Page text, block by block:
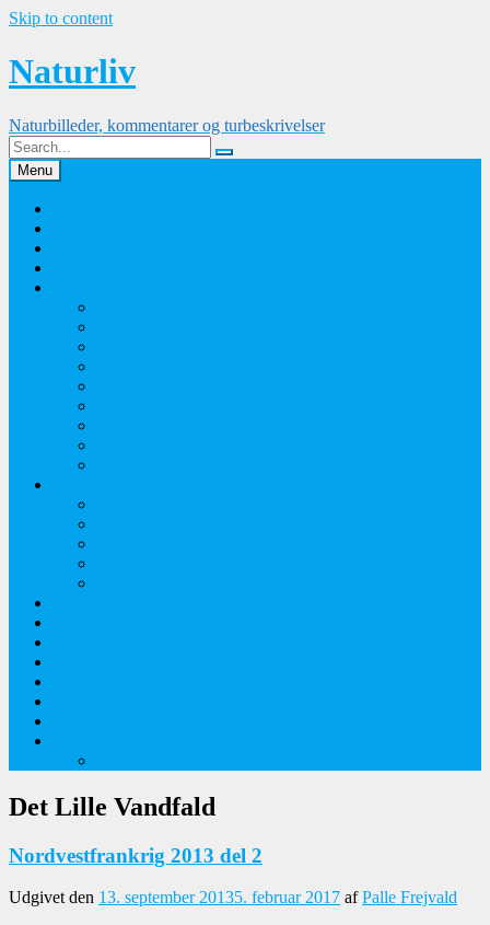
Skip to content
Naturliv
Naturbilleder, kommentarer og turbeskrivelser
Menu
Det Lille Vandfald
Nordvestfrankrig 2013 del 2
Udgivet den 13. september 20135. februar 2017 afPalle Frejvald